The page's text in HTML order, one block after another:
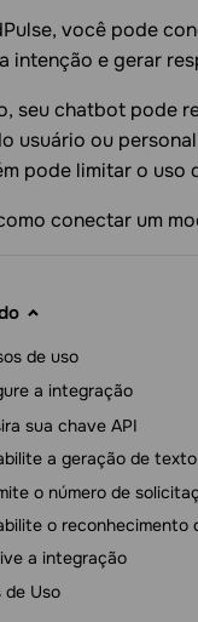
você pode
intenção e gerar
seu chatbot pode
usuário ou
pode limitar o uso
conectar um
de uso
a integração
sua chave API
a geração de texto
o número de
o reconhecimento
a integração
de Uso